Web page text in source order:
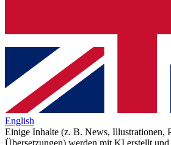
English
Einige Inhalte (z. B. News, Illustrationen,
Übersetzungen) werden mit KI erstellt und